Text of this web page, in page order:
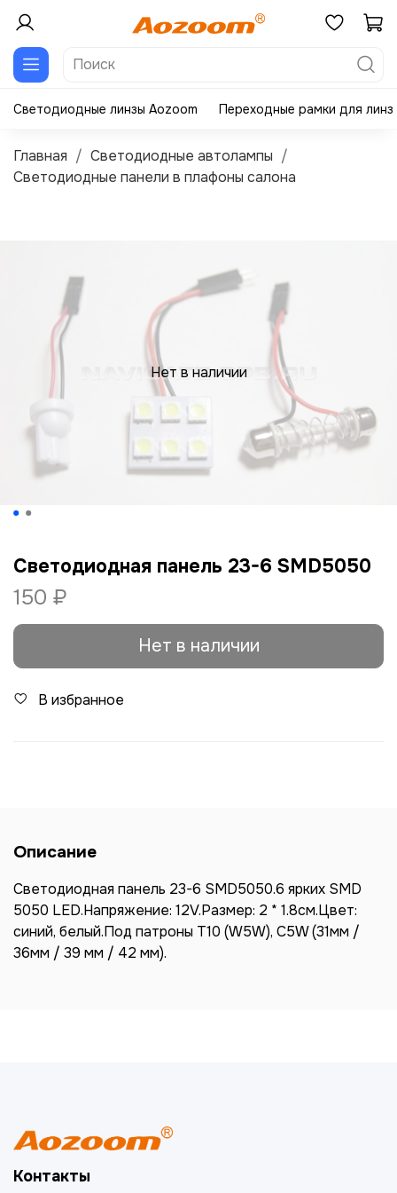
Светодиодные линзы Aozoom Переходные рамки для линз
Главная
Светодиодные автолампы
Светодиодные панели в плафоны салона
Нет в наличии
Светодиодная панель 23-6 SMD5050
150 ₽
Нет в наличии
В избранное
Описание
Светодиодная панель 23-6 SMD5050.6 ярких SMD
5050 LED.Напряжение: 12V.Размер: 2 * 1.8см.Цвет:
синий, белый.Под патроны T10 (W5W), C5W (31мм /
36мм / 39 мм / 42 мм).
Контакты